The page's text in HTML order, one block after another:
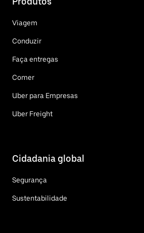
Viagem
Conduzir
Faça entregas
Comer
Uber para Empresas
Uber Freight
Cidadania global
Segurança
Sustentabilidade